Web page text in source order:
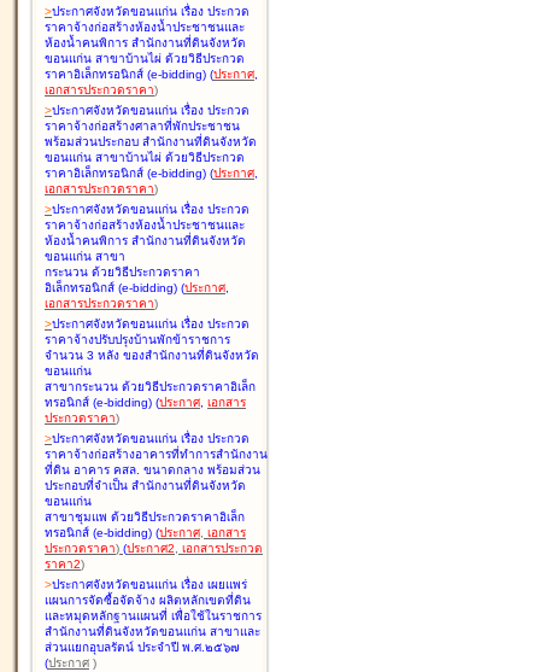
>ประกาศจังหวัดขอนแก่น เรื่อง ประกวด
ราคาจ้างก่อสร้างห้องน้ำประชาชนและ
ห้องน้ำคนพิการ สำนักงานที่ดินจังหวัด
ขอนแก่น สาขาบ้านไผ่ ด้วยวิธีประกวด
ราคาอิเล็กทรอนิกส์ (e-bidding) (ประกาศ,
เอกสารประกวดราคา)
>ประกาศจังหวัดขอนแก่น เรื่อง ประกวด
ราคาจ้างก่อสร้างศาลาที่พักประชาชน
พร้อมส่วนประกอบ สำนักงานที่ดินจังหวัด
ขอนแก่น สาขาบ้านไผ่ ด้วยวิธีประกวด
ราคาอิเล็กทรอนิกส์ (e-bidding) (ประกาศ,
เอกสารประกวดราคา)
>ประกาศจังหวัดขอนแก่น เรื่อง ประกวด
ราคาจ้างก่อสร้างห้องน้ำประชาชนและ
ห้องน้ำคนพิการ สำนักงานที่ดินจังหวัด
ขอนแก่น สาขา
กระนวน ด้วยวิธีประกวดราคา
อิเล็กทรอนิกส์ (e-bidding) (ประกาศ,
เอกสารประกวดราคา)
>ประกาศจังหวัดขอนแก่น เรื่อง ประกวด
ราคาจ้างปรับปรุงบ้านพักข้าราชการ
จำนวน 3 หลัง ของสำนักงานที่ดินจังหวัด
ขอนแก่น
สาขากระนวน ด้วยวิธีประกวดราคาอิเล็ก
ทรอนิกส์ (e-bidding) (ประกาศ, เอกสาร
ประกวดราคา)
>ประกาศจังหวัดขอนแก่น เรื่อง ประกวด
ราคาจ้างก่อสร้างอาคารที่ทำการสำนักงาน
ที่ดิน อาคาร คสล. ขนาดกลาง พร้อมส่วน
ประกอบที่จำเป็น สำนักงานที่ดินจังหวัด
ขอนแก่น
สาขาชุมแพ ด้วยวิธีประกวดราคาอิเล็ก
ทรอนิกส์ (e-bidding) (ประกาศ, เอกสาร
ประกวดราคา) (ประกาศ2, เอกสารประกวด
ราคา2)
>ประกาศจังหวัดขอนแก่น เรื่อง เผยแพร่
แผนการจัดซื้อจัดจ้าง ผลิตหลักเขตที่ดิน
และหมุดหลักฐานแผนที่ เพื่อใช้ในราชการ
สำนักงานที่ดินจังหวัดขอนแก่น สาขาและ
ส่วนแยกอุบลรัตน์ ประจำปี พ.ศ.๒๕๖๗
(ประกาศ )